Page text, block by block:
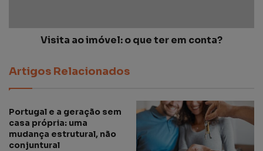
Visita ao imóvel: o que ter em conta?
Artigos Relacionados
Portugal e a geração sem
casa própria: uma
mudança estrutural, não
conjuntural